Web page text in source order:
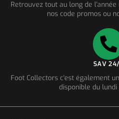
Retrouvez tout au long de
nos code promos ou
SAV
Foot Collectors c'est également
disponible du